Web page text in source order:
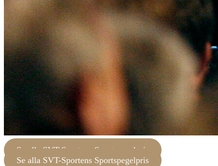
Se alla SVT-Sportens Sportspegelpris
Se alla SVT-Sportens Sportspegelpris